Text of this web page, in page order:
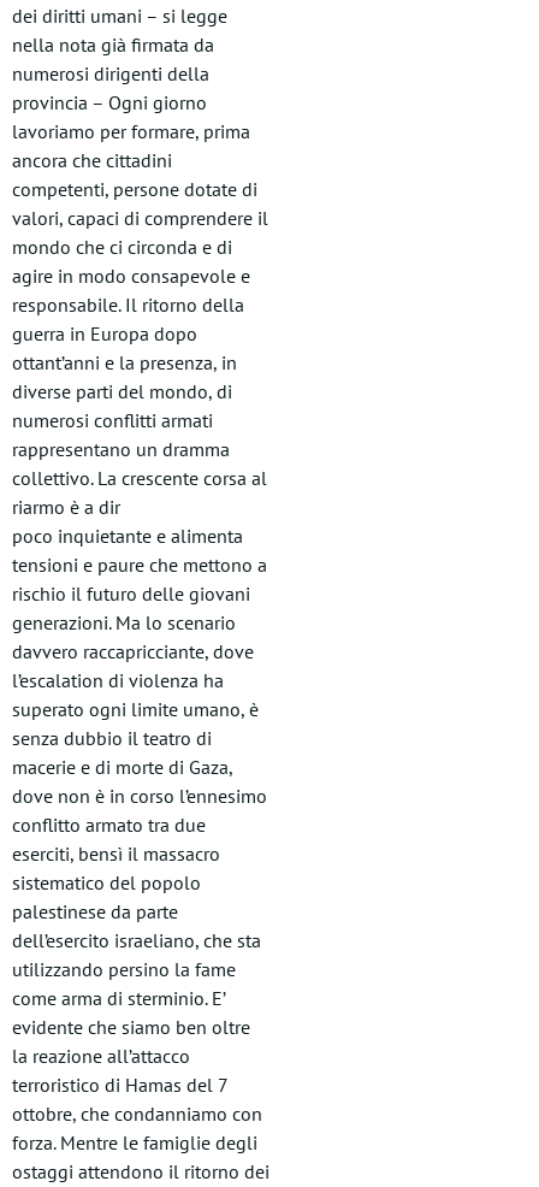
dei diritti umani – si legge
nella nota già firmata da
numerosi dirigenti della
provincia – Ogni giorno
lavoriamo per formare, prima
ancora che cittadini
competenti, persone dotate di
valori, capaci di comprendere il
mondo che ci circonda e di
agire in modo consapevole e
responsabile. Il ritorno della
guerra in Europa dopo
ottant’anni e la presenza, in
diverse parti del mondo, di
numerosi conflitti armati
rappresentano un dramma
collettivo. La crescente corsa al
riarmo è a dir
poco inquietante e alimenta
tensioni e paure che mettono a
rischio il futuro delle giovani
generazioni. Ma lo scenario
davvero raccapricciante, dove
l’escalation di violenza ha
superato ogni limite umano, è
senza dubbio il teatro di
macerie e di morte di Gaza,
dove non è in corso l’ennesimo
conflitto armato tra due
eserciti, bensì il massacro
sistematico del popolo
palestinese da parte
dell’esercito israeliano, che sta
utilizzando persino la fame
come arma di sterminio. E’
evidente che siamo ben oltre
la reazione all’attacco
terroristico di Hamas del 7
ottobre, che condanniamo con
forza. Mentre le famiglie degli
ostaggi attendono il ritorno dei